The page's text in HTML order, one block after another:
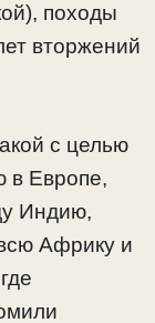
походы
вторжений
с целью
в Европе,
Индию,
Африку и